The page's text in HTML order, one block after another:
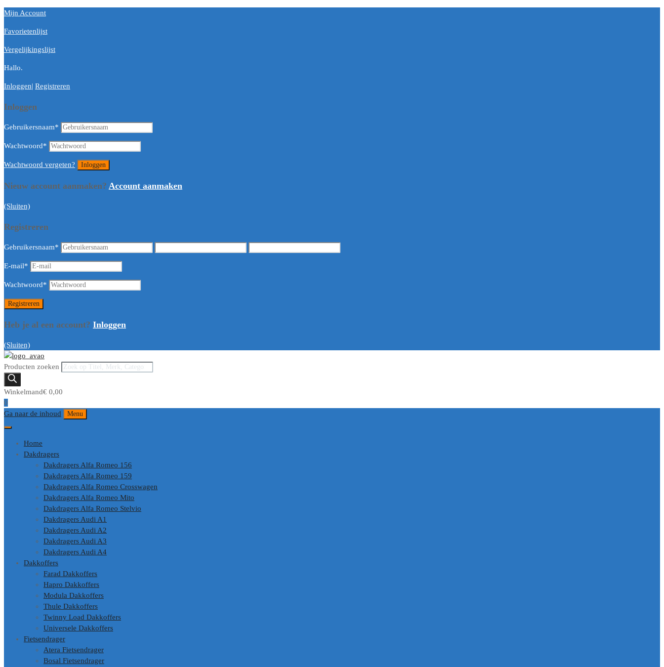
Mijn Account
Favorietenlijst
Vergelijkingslijst
Hallo.
Inloggen| Registreren
Inloggen
Gebruikersnaam*
Wachtwoord*
Wachtwoord vergeten?
Nieuw account aanmaken? Account aanmaken
(Sluiten)
Registreren
Gebruikersnaam*
E-mail*
Wachtwoord*
Heb je al een account? Inloggen
(Sluiten)
Producten zoeken
Winkelmand€ 0,00
0
Ga naar de inhoud
Menu
Home
Dakdragers
Dakdragers Alfa Romeo 156
Dakdragers Alfa Romeo 159
Dakdragers Alfa Romeo Crosswagen
Dakdragers Alfa Romeo Mito
Dakdragers Alfa Romeo Stelvio
Dakdragers Audi A1
Dakdragers Audi A2
Dakdragers Audi A3
Dakdragers Audi A4
Dakkoffers
Farad Dakkoffers
Hapro Dakkoffers
Modula Dakkoffers
Thule Dakkoffers
Twinny Load Dakkoffers
Universele Dakkoffers
Fietsendrager
Atera Fietsendrager
Bosal Fietsendrager